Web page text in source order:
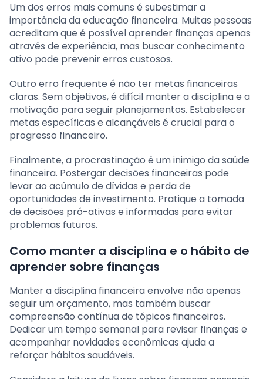
Um dos erros mais comuns é subestimar a
importância da educação financeira. Muitas pessoas
acreditam que é possível aprender finanças apenas
através de experiência, mas buscar conhecimento
ativo pode prevenir erros custosos.
Outro erro frequente é não ter metas financeiras
claras. Sem objetivos, é difícil manter a disciplina e a
motivação para seguir planejamentos. Estabelecer
metas específicas e alcançáveis é crucial para o
progresso financeiro.
Finalmente, a procrastinação é um inimigo da saúde
financeira. Postergar decisões financeiras pode
levar ao acúmulo de dívidas e perda de
oportunidades de investimento. Pratique a tomada
de decisões pró-ativas e informadas para evitar
problemas futuros.
Como manter a disciplina e o hábito de
aprender sobre finanças
Manter a disciplina financeira envolve não apenas
seguir um orçamento, mas também buscar
compreensão contínua de tópicos financeiros.
Dedicar um tempo semanal para revisar finanças e
acompanhar novidades econômicas ajuda a
reforçar hábitos saudáveis.